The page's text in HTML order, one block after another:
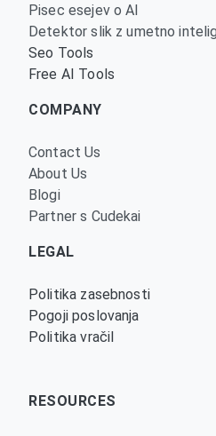
Pisec esejev o AI
Detektor slik z umetno
Seo Tools
Free AI Tools
COMPANY
Contact Us
About Us
Blogi
Partner s Cudekai
LEGAL
Politika zasebnosti
Pogoji poslovanja
Politika vračil
RESOURCES